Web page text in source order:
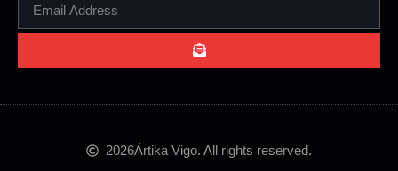
2026Ártika Vigo. All rights reserved.